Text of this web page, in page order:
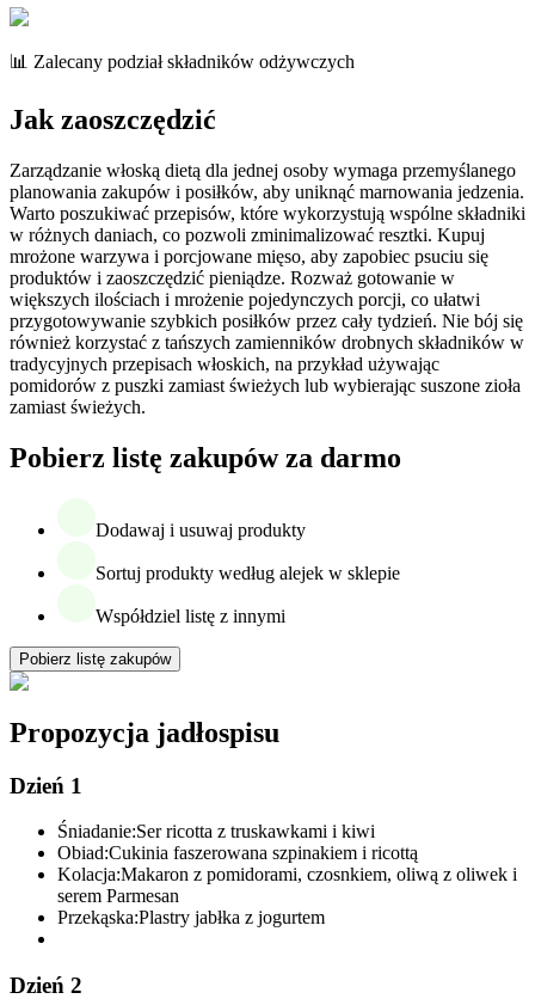
📊 Zalecany podział składników odżywczych
Jak zaoszczędzić
Zarządzanie włoską dietą dla jednej osoby wymaga przemyślanego
planowania zakupów i posiłków, aby uniknąć marnowania jedzenia.
Warto poszukiwać przepisów, które wykorzystują wspólne składniki
w różnych daniach, co pozwoli zminimalizować resztki. Kupuj
mrożone warzywa i porcjowane mięso, aby zapobiec psuciu się
produktów i zaoszczędzić pieniądze. Rozważ gotowanie w
większych ilościach i mrożenie pojedynczych porcji, co ułatwi
przygotowywanie szybkich posiłków przez cały tydzień. Nie bój się
również korzystać z tańszych zamienników drobnych składników w
tradycyjnych przepisach włoskich, na przykład używając
pomidorów z puszki zamiast świeżych lub wybierając suszone zioła
zamiast świeżych.
Pobierz listę zakupów za darmo
Dodawaj i usuwaj produkty
Sortuj produkty według alejek w sklepie
Współdziel listę z innymi
Pobierz listę zakupów
Propozycja jadłospisu
Dzień 1
Śniadanie:Ser ricotta z truskawkami i kiwi
Obiad:Cukinia faszerowana szpinakiem i ricottą
Kolacja:Makaron z pomidorami, czosnkiem, oliwą z oliwek i
serem Parmesan
Przekąska:Plastry jabłka z jogurtem
Dzień 2